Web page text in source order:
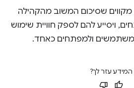
מקווים שסיכום המשוב מהקהילה
ויסייע להם לספק חוויית שימוש
ולמפתחים כאחד.
המידע עזר לך?